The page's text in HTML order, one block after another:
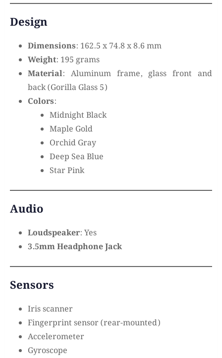
Design
Dimensions: 162.5 x 74.8 x 8.6 mm
Weight: 195 grams
Material: Aluminum frame, glass front and
back (Gorilla Glass 5)
Colors:
Midnight Black
Maple Gold
Orchid Gray
Deep Sea Blue
Star Pink
Audio
Loudspeaker: Yes
3.5mm Headphone Jack
Sensors
Iris scanner
Fingerprint sensor (rear-mounted)
Accelerometer
Gyroscope